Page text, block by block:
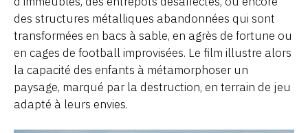
des structures métalliques abandonnées qui sont
transformées en bacs à sable, en agrès de fortune ou
en cages de football improvisées. Le film illustre alors
la capacité des enfants à métamorphoser un
paysage, marqué par la destruction, en terrain de jeu
adapté à leurs envies.